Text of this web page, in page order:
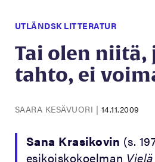
UTLÄNDSK LITTERATUR
Tai olen niitä,
tahto, ei
SAARA KESÄVUORI | 14.11.2009
Sana Krasikovin (s.
esikoiskokoelman